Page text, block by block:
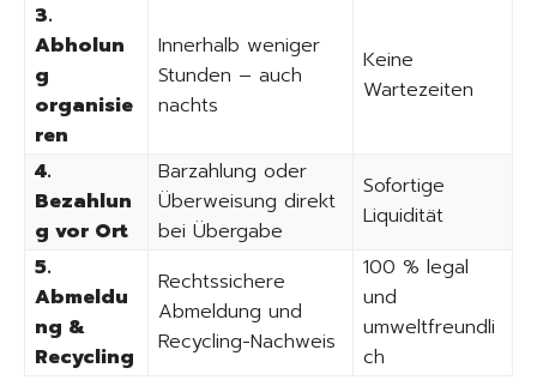
3.
Abholun
g
organisie
ren
Innerhalb weniger
Stunden – auch
nachts
Keine
Wartezeiten
4.
Bezahlun
g vor Ort
Barzahlung oder
Überweisung direkt
bei Übergabe
Sofortige
Liquidität
5.
Abmeldu
ng &
Recycling
Rechtssichere
Abmeldung und
Recycling-Nachweis
100 % legal
und
umweltfreundli
ch